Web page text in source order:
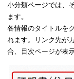
小分類ページでは、
ます。
各情報のタイトルを
れます。リンク先が
合、目次ページが表